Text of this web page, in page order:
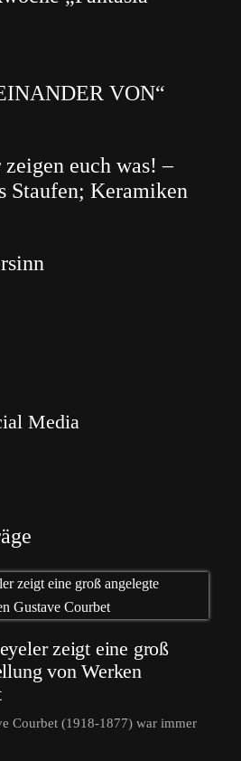
VON“
euch was! –
Staufen; Keramiken
Media
zeigt eine groß
von Werken
Courbet (1918-1877) war immer